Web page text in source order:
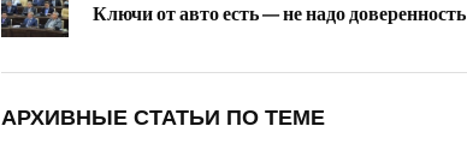
Ключи от авто есть — не надо доверенность
АРХИВНЫЕ СТАТЬИ ПО ТЕМЕ